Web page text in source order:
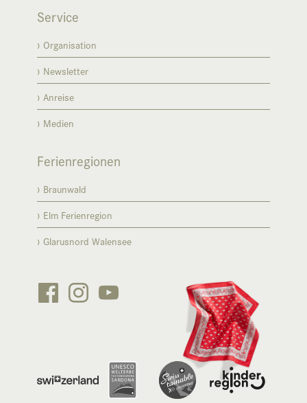
Service
Organisation
Newsletter
Anreise
Medien
Ferienregionen
Braunwald
Elm Ferienregion
Glarusnord Walensee

 